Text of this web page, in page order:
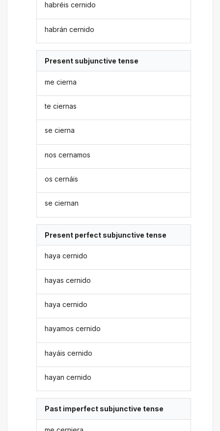
habréis cernido
habrán cernido
Present subjunctive tense
me cierna
te ciernas
se cierna
nos cernamos
os cernáis
se ciernan
Present perfect subjunctive tense
haya cernido
hayas cernido
haya cernido
hayamos cernido
hayáis cernido
hayan cernido
Past imperfect subjunctive tense